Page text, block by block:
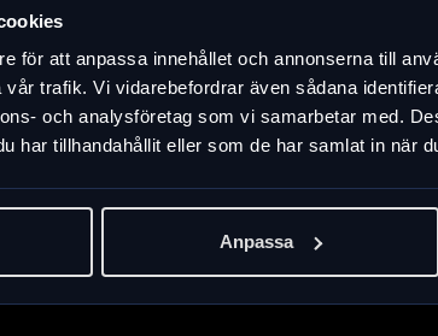
för att anpassa innehållet och annonserna till
trafik. Vi vidarebefordrar även sådana
och analysföretag som vi samarbetar med.
har tillhandahållit eller som de har samlat in när
Anpassa
till många livsstils- och sportkategorier med
optiska våglängd. Detta förbättrar kontrasten,
vilket gör dem mycket slagtåliga och ger 100 %